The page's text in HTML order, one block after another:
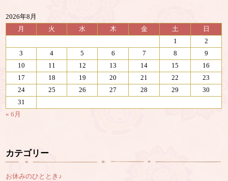
2026年8月
月
火 水 木 金 土
日
1
2
3
4 5 6 7 8
9
10
11 12 13 14 15
16
17
18 19 20 21 22
23
24
25 26 27 28 29
30
31
« 6月
カテゴリー
お休みのひととき♪